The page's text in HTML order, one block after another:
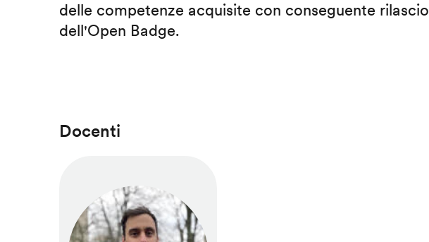
delle competenze acquisite con conseguente rilascio
dell'Open Badge.
Docenti